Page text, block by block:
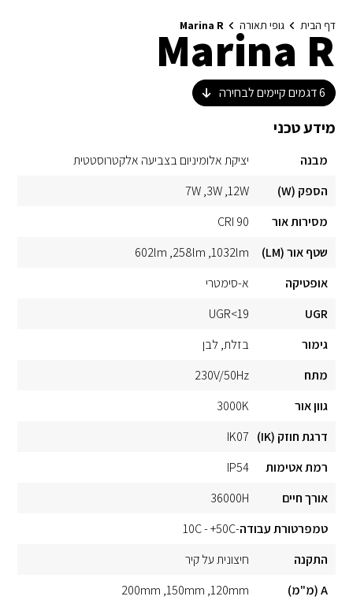
דף הבית גופי תאורה Marina R
Marina R
6דגמים קיימים לבחירה
מידע טכני
מבנה
יציקת אלומיניום בצביעה אלקטרוסטטית
הספק (W)
12W
3W
7W
מסירות אור
CRI 90
שטף אור (LM)
1032lm
258lm
602lm
אופטיקה
א-סימטרי
UGR
UGR<19
גימור
בזלת לבן
מתח
230V/50Hz
גוון אור
3000K
דרגת חוזק (IK)
IK07
רמת אטימות
IP54
אורך חיים
36000H
טמפרטורת עבודה-10C - +50C
התקנה
חיצונית על קיר
A (מ"מ)
120mm
150mm
200mm